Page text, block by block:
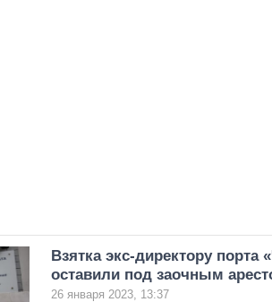
Взятка экс-директору
оставили под заочным
26 января 2023, 13:37